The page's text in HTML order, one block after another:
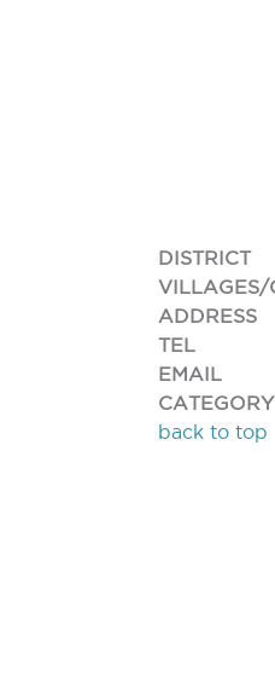
DISTRICT
VILLAGES/
ADDRESS
TEL
EMAIL
CATEGORY
back to top